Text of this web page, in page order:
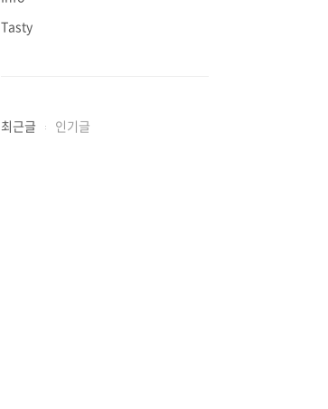
Tasty
최근글 인기글